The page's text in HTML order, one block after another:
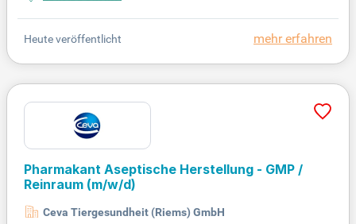
mehr erfahren
Heute veröffentlicht
Pharmakant Aseptische Herstellung - GMP /
Reinraum (m/w/d)
Ceva Tiergesundheit (Riems) GmbH